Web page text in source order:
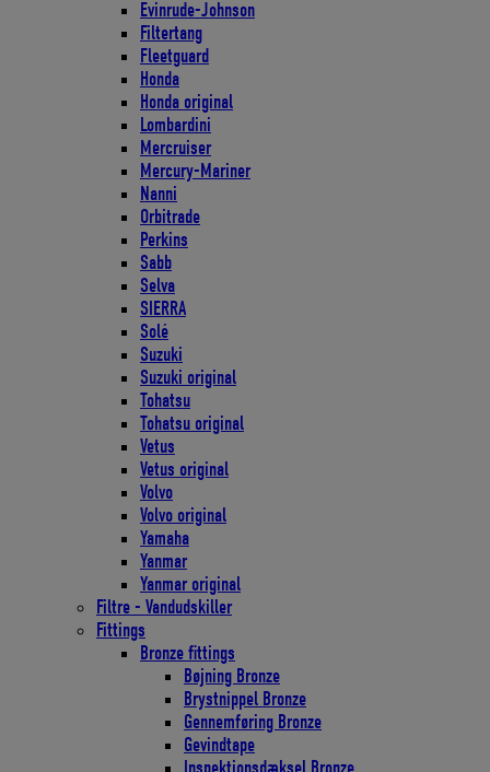
Evinrude-Johnson
Filtertang
Fleetguard
Honda
Honda original
Lombardini
Mercruiser
Mercury-Mariner
Nanni
Orbitrade
Perkins
Sabb
Selva
SIERRA
Solé
Suzuki
Suzuki original
Tohatsu
Tohatsu original
Vetus
Vetus original
Volvo
Volvo original
Yamaha
Yanmar
Yanmar original
Filtre - Vandudskiller
Fittings
Bronze fittings
Bøjning Bronze
Brystnippel Bronze
Gennemføring Bronze
Gevindtape